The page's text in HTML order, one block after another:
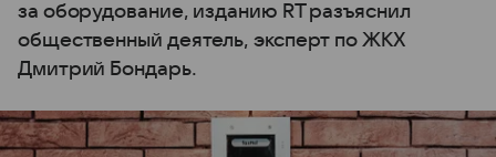
за оборудование, изданию RT разъяснил
общественный деятель, эксперт по ЖКХ
Дмитрий Бондарь.